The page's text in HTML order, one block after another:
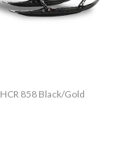
858 Black/Gold